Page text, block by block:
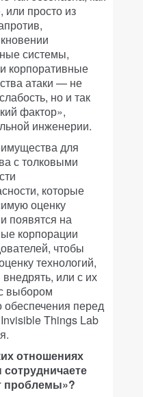
или просто из
системы,
корпоративные
атаки — не
но и так
фактор»,
инженерии.
для
с толковыми
которые
оценку
появятся на
корпорации
чтобы
технологий,
или с их
выбором
обеспечения перед
Things Lab
отношениях
проблемы»?